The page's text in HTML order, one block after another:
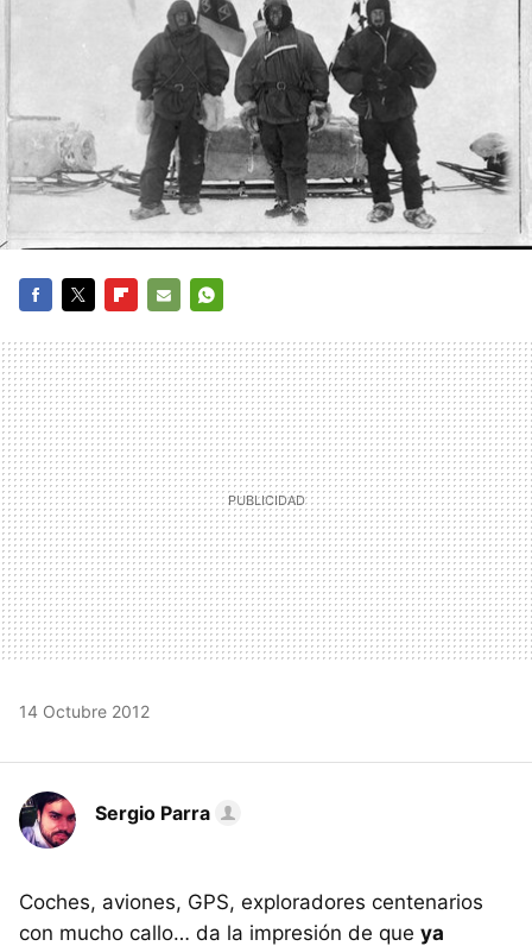
MAIL
14 Octubre 2012
Sergio Parra
Coches, aviones, GPS, exploradores centenarios
con mucho callo… da la impresión de que ya